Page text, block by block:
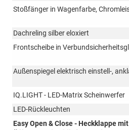
Stoßfänger in Wagenfarbe,
Dachreling silber eloxiert
Frontscheibe in
Außenspiegel elektrisch einstell-,
IQ.LIGHT - LED-Matrix Scheinwerfer
LED-Rückleuchten
Easy Open & Close - Heckklappe